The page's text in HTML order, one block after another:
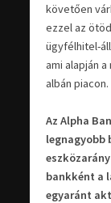
követően
ezzel az
ügyfélhitel-
ami alapján
albán piacon.
Az Alpha
legnagyobb
bankként a
egyaránt